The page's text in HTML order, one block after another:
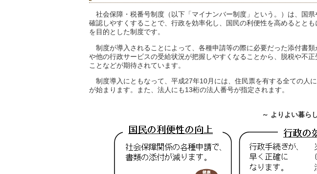
社会保障・税番号制度（以下「マイナンバー制度」という。）は、国
確認しやすくすることで、行政を効率化し、国民の利便性を高めるとと
を目的とした制度です。
制度が導入されることによって、各種申請等の際に必要だった添付書
や他の行政サービスの受給状況が把握しやすくなることから、脱税や不
ことなどが期待されています。
制度導入にともなって、平成27年10月には、住民票を有する全ての人
が始まります。また、法人にも13桁の法人番号が指定されます。
～ よりよい暮ら